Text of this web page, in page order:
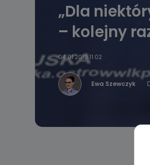
„Dla
– kolejny
04.01.2019 11:02
Ewa Szewczyk